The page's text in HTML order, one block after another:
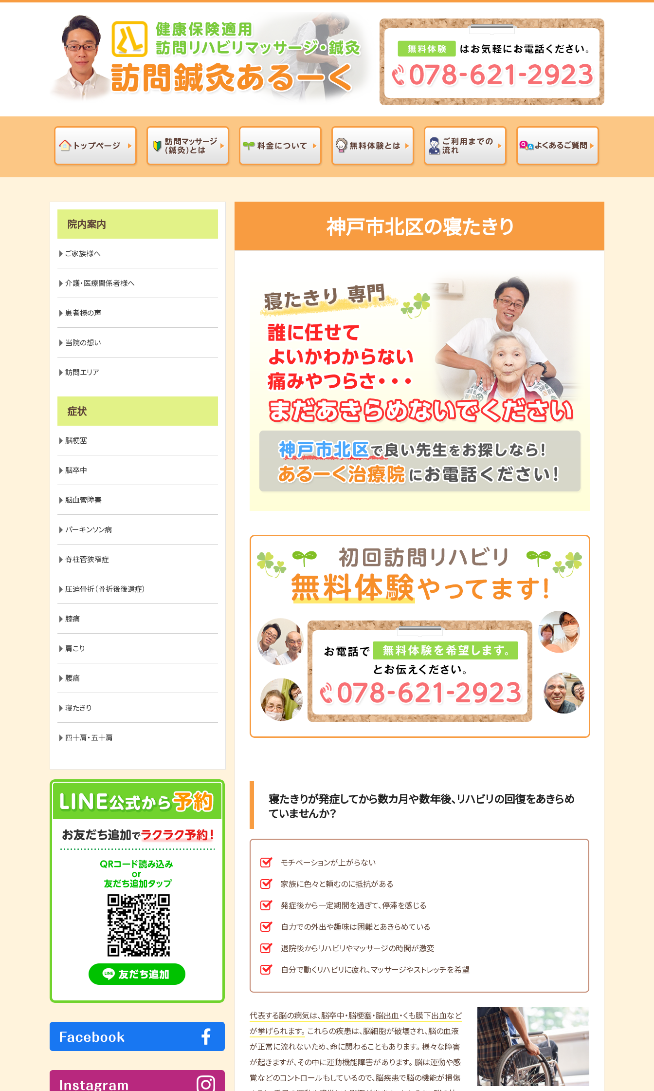
神戸市北区の寝たきり
寝たきりが発症してから数カ月や数年後、リハビリの回復をあきらめ
ていませんか？
モチベーションが上がらない
家族に色々と頼むのに抵抗がある
発症後から一定期間を過ぎて、停滞を感じる
自力での外出や趣味は困難とあきらめている
退院後からリハビリやマッサージの時間が激変
自分で動くリハビリに疲れ、マッサージやストレッチを希望
代表する脳の病気は、脳卒中・脳梗塞・脳出血・くも膜下出血など
が挙げられます。 これらの疾患は、脳細胞が破壊され、脳の血液
が正常に流れないため、命に関わることもあります。 様々な障害
が起きますが、その中に運動機能障害があります。 脳は運動や感
覚などのコントロールもしているので、脳疾患で脳の機能が損傷
院内案内
ご家族様へ
介護・医療関係者様へ
患者様の声
当院の想い
訪問エリア
症状
脳梗塞
脳卒中
脳血管障害
パーキンソン病
脊柱菅狭窄症
圧迫骨折（骨折後後遺症）
膝痛
肩こり
腰痛
寝たきり
四十肩・五十肩